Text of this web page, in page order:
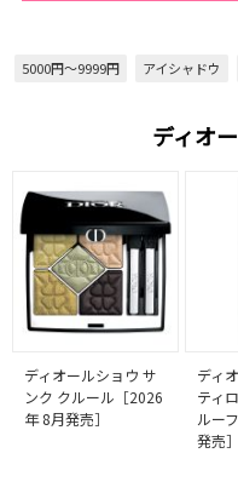
5000円～9999円 アイシャドウ
ディオ
ディオールショウ サ
ンク クルール［2026
年 8月発売］
ディ
ティ
ルー
発売］